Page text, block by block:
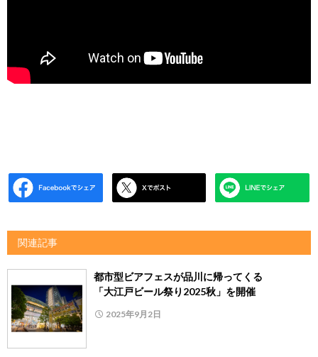
関連記事
都市型ビアフェスが品川に帰ってくる
「大江戸ビール祭り2025秋」を開催
2025年9月2日